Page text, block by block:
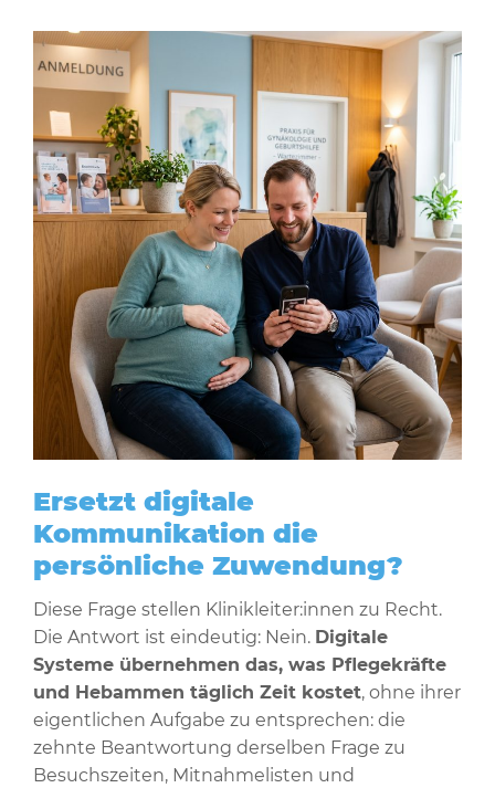
Ersetzt digitale
Kommunikation die
persönliche Zuwendung?
Diese Frage stellen Klinikleiter:innen zu Recht.
Die Antwort ist eindeutig: Nein. Digitale
Systeme übernehmen das, was Pflegekräfte
und Hebammen täglich Zeit kostet, ohne ihrer
eigentlichen Aufgabe zu entsprechen: die
zehnte Beantwortung derselben Frage zu
Besuchszeiten, Mitnahmelisten und